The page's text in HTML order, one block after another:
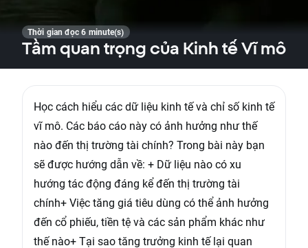
Thời gian đọc 6 minute(s)
Tầm quan trọng của Kinh tế Vĩ mô
Học cách hiểu các dữ liệu kinh tế và chỉ số kinh tế
vĩ mô. Các báo cáo này có ảnh hưởng như thế
nào đến thị trường tài chính? Trong bài này bạn
sẽ được hướng dẫn về: + Dữ liệu nào có xu
hướng tác động đáng kể đến thị trường tài
chính+ Việc tăng giá tiêu dùng có thể ảnh hưởng
đến cổ phiếu, tiền tệ và các sản phẩm khác như
thế nào+ Tại sao tăng trưởng kinh tế lại quan